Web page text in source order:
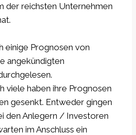
der reichsten Unternehmen
einige Prognosen von
angekündigten
viele haben ihre Prognosen
gesenkt. Entweder gingen
den Anlegern / Investoren
im Anschluss ein